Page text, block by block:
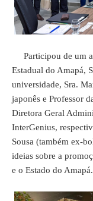
Participou de um
Estadual do Amapá,
universidade, Sra.
japonês e Professor
Diretora Geral
InterGenius,
Sousa (também ex-
ideias sobre a
e o Estado do Amapá.